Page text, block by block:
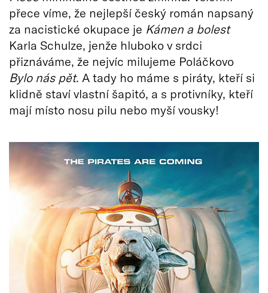
přece víme, že nejlepší český román napsaný
za nacistické okupace je Kámen a bolest
Karla Schulze, jenže hluboko v srdci
přiznáváme, že nejvíc milujeme Poláčkovo
Bylo nás pět. A tady ho máme s piráty, kteří si
klidně staví vlastní šapitó, a s protivníky, kteří
mají místo nosu pilu nebo myší vousky!